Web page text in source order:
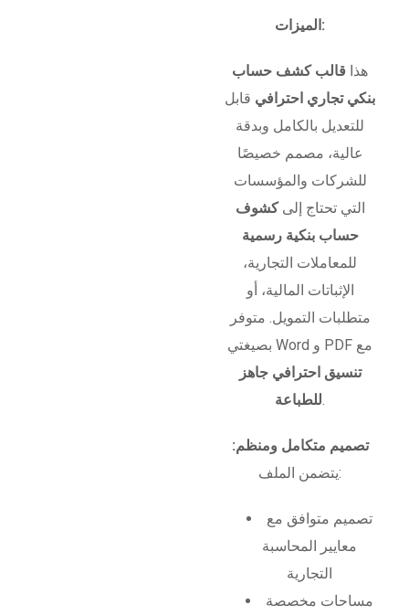
الميزات:
هذا قالب كشف حساب
بنكي تجاري احترافي قابل
للتعديل بالكامل وبدقة
عالية، مصمم خصيصًا
للشركات والمؤسسات
التي تحتاج إلىكشوف
حساب بنكية رسمية
للمعاملات التجارية،
الإثباتات المالية، أو
متطلبات التمويل. متوفر
بصيغتي Word و PDF مع
تنسيق احترافي جاهز
للطباعة.
تصميم متكامل ومنظم:
يتضمن الملف:
تصميم متوافق مع
معايير المحاسبة
التجارية
مساحات مخصصة